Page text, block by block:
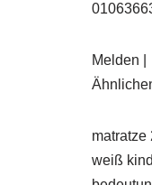
Melden |
matratze
weiß